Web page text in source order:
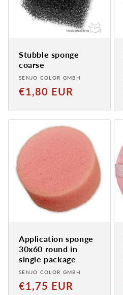
Stubble sponge
coarse
Provider:
SENJO COLOR GMBH
Normaler
€1,80 EUR
Application sponge
30x60 round in
single package
Provider:
SENJO COLOR GMBH
Normal
€1,75 EUR